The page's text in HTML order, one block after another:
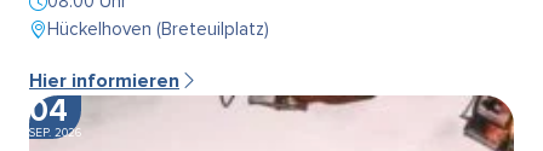
Hückelhoven (Breteuilplatz)
Hier informieren
04
SEP. 2026